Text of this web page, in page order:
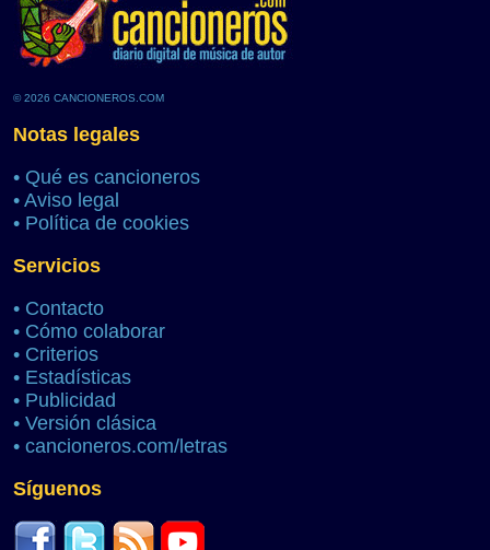
© 2026 CANCIONEROS.COM
Notas legales
• Qué es cancioneros
• Aviso legal
• Política de cookies
Servicios
• Contacto
• Cómo colaborar
• Criterios
• Estadísticas
• Publicidad
• Versión clásica
• cancioneros.com/letras
Síguenos